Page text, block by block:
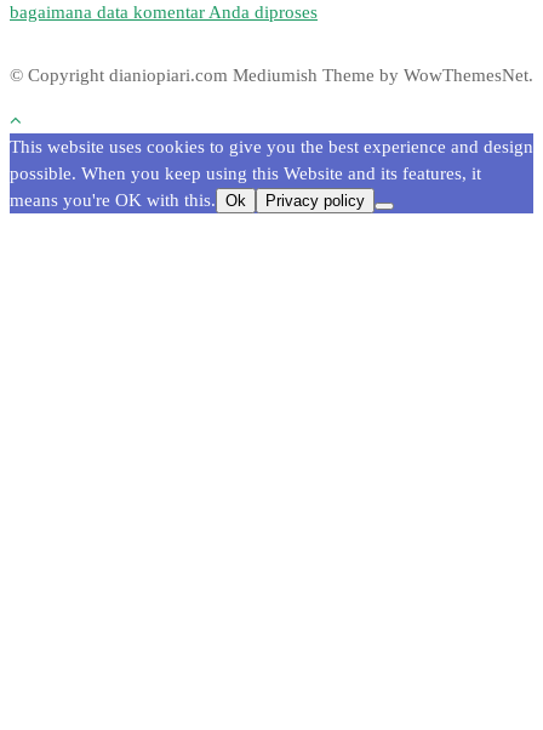
bagaimana data komentar Anda diproses
© Copyright dianiopiari.com Mediumish Theme by WowThemesNet.
This website uses cookies to give you the best experience and design
possible. When you keep using this Website and its features, it
means you're OK with this. Ok Privacy policy